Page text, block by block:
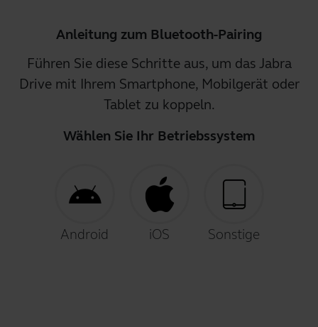
Anleitung zum Bluetooth-Pairing
Führen Sie diese Schritte aus, um das Jabra
Drive mit Ihrem Smartphone, Mobilgerät oder
Tablet zu koppeln.
Wählen Sie Ihr Betriebssystem
Android iOS Sonstige